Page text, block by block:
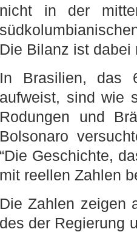
nicht in der
Die Bilanz ist
In Brasilien, das
aufweist, sind wie
Rodungen und
Bolsonaro
“Die Geschichte,
mit reellen Zahlen
Die Zahlen zeigen
des der Regierung